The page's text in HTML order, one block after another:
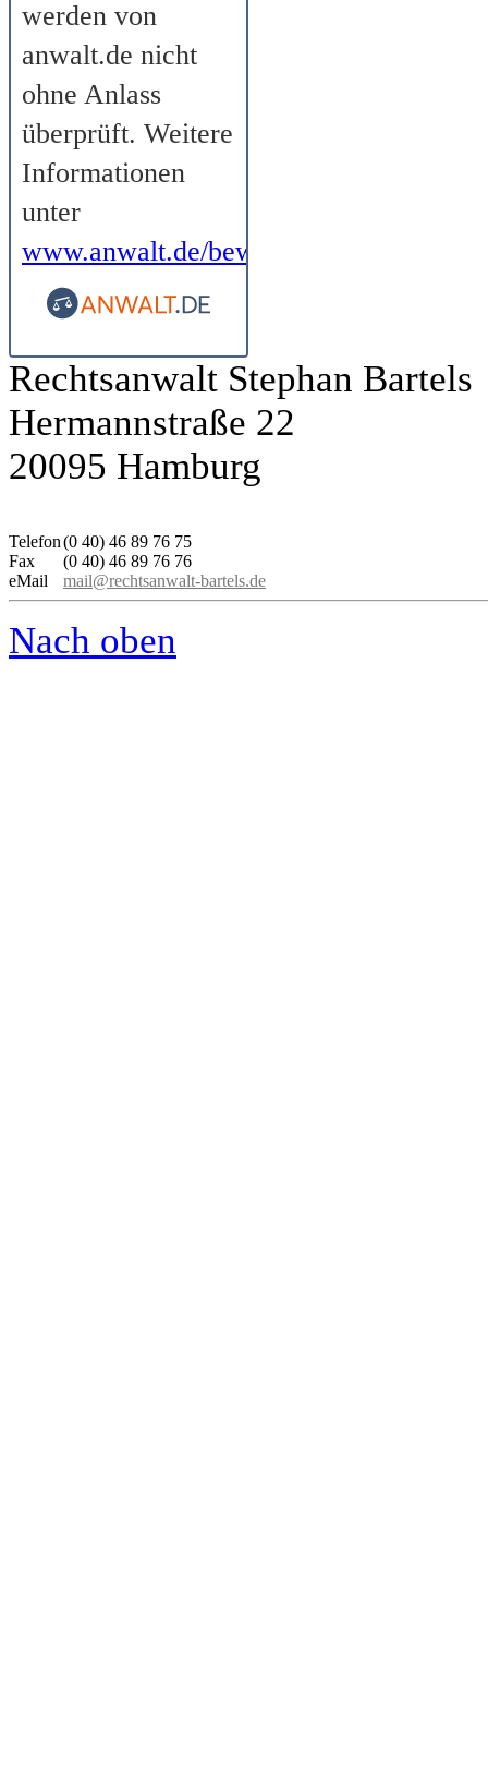
werden von
anwalt.de nicht
ohne Anlass
überprüft. Weitere
Informationen
unter
www.anwalt.de/bewertungsrichtlinien
Rechtsanwalt Stephan Bartels
Hermannstraße 22
20095 Hamburg
Telefon(0 40) 46 89 76 75
Fax
(0 40) 46 89 76 76
eMail
mail@rechtsanwalt-bartels.de
Nach oben